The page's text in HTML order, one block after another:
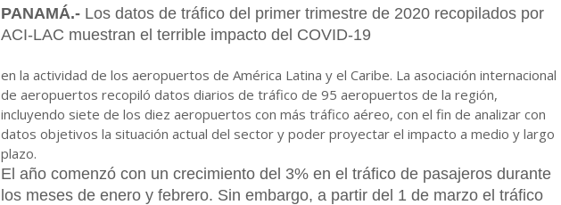
PANAMÁ.- Los datos de tráfico del primer trimestre de 2020 recopilados por
ACI-LAC muestran el terrible impacto del COVID-19
en la actividad de los aeropuertos de América Latina y el Caribe. La asociación internacional
de aeropuertos recopiló datos diarios de tráfico de 95 aeropuertos de la región,
incluyendo siete de los diez aeropuertos con más tráfico aéreo, con el fin de analizar con
datos objetivos la situación actual del sector y poder proyectar el impacto a medio y largo
plazo.
El año comenzó con un crecimiento del 3% en el tráfico de pasajeros durante
los meses de enero y febrero. Sin embargo, a partir del 1 de marzo el tráfico